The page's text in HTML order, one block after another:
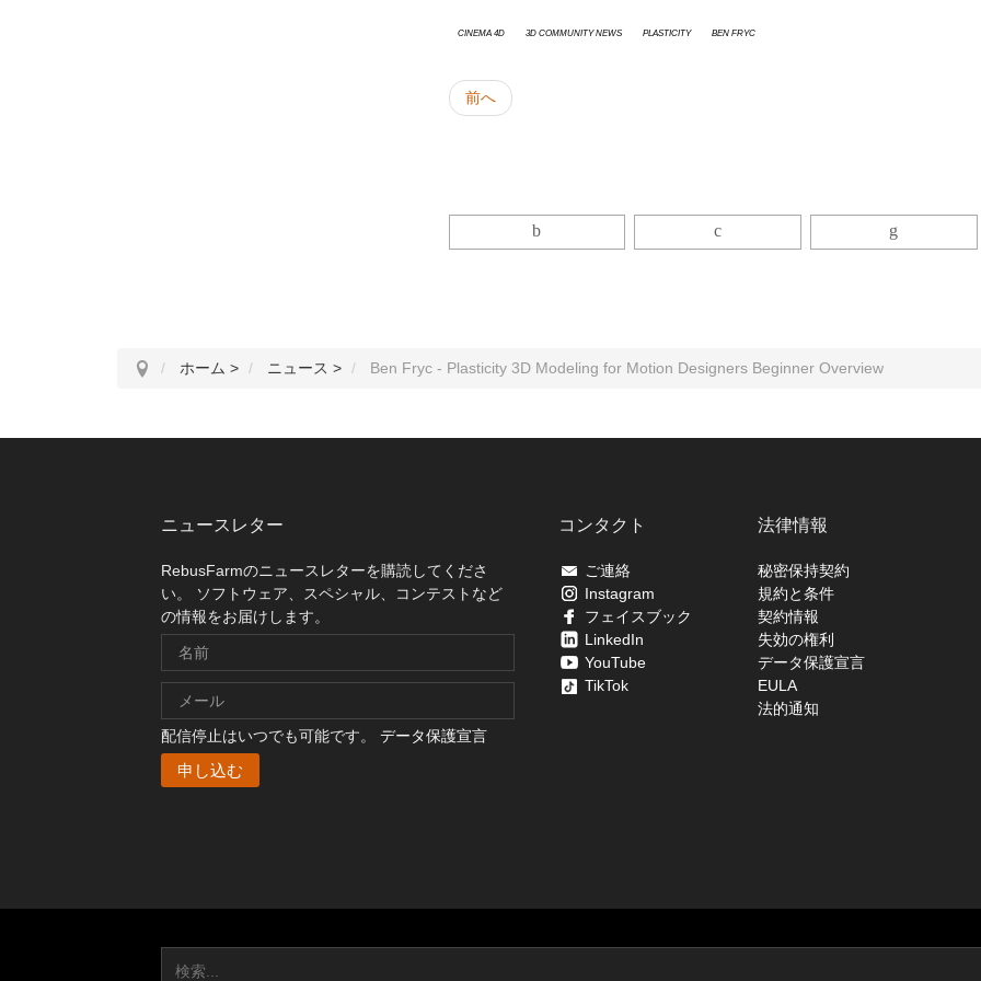
Cinema 4D 3D Community News Plasticity Ben Fryc
前へ
ホーム > ニュース > Ben Fryc - Plasticity 3D Modeling for Motion Designers Beginner Overview
ニュースレター
RebusFarmのニュースレターを購読してくださ
い。 ソフトウェア、スペシャル、コンテストなど
の情報をお届けします。
配信停止はいつでも可能です。 データ保護宣言
コンタクト
ご連絡
Instagram
フェイスブック
LinkedIn
YouTube
TikTok
法律情報
秘密保持契約
規約と条件
契約情報
失効の権利
データ保護宣言
EULA
法的通知